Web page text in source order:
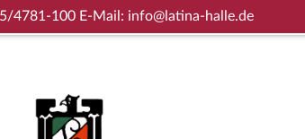
4781-100 E-Mail: info@latina-halle.de